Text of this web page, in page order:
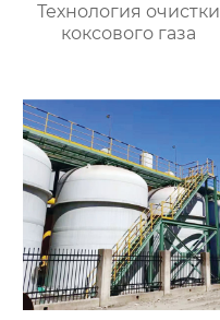
Технология очистки
коксового газа